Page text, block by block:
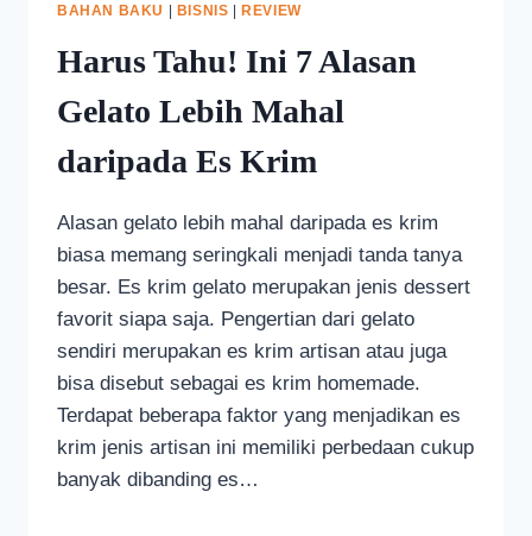
BAHAN BAKU | BISNIS |REVIEW
Harus Tahu! Ini 7 Alasan
Gelato Lebih Mahal
daripada Es Krim
Alasan gelato lebih mahal daripada es krim
biasa memang seringkali menjadi tanda tanya
besar. Es krim gelato merupakan jenis dessert
favorit siapa saja. Pengertian dari gelato
sendiri merupakan es krim artisan atau juga
bisa disebut sebagai es krim homemade.
Terdapat beberapa faktor yang menjadikan es
krim jenis artisan ini memiliki perbedaan cukup
banyak dibanding es…